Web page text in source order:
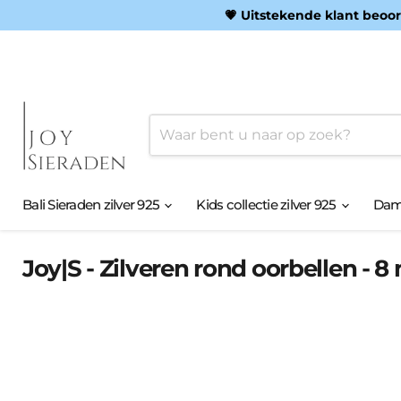
💗 Uitstekende klant
Bali Sieraden zilver 925 Kids collectie zilver 925
Joy|S - Zilveren rond oorbellen - 8